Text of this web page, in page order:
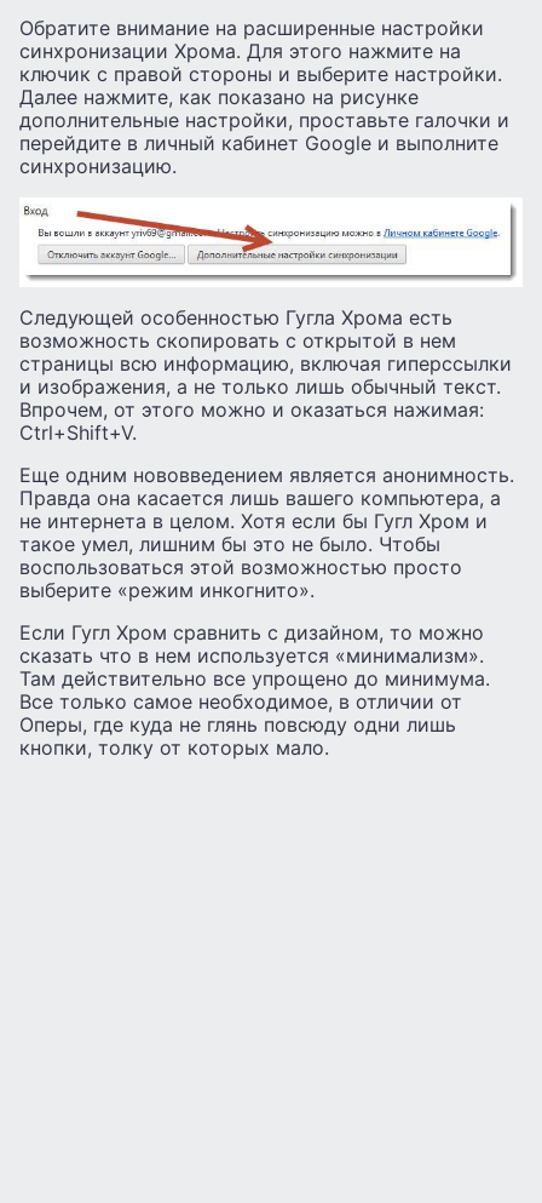
Обратите внимание на расширенные настройки
синхронизации Хрома. Для этого нажмите на
ключик с правой стороны и выберите настройки.
Далее нажмите, как показано на рисунке
дополнительные настройки, проставьте галочки и
перейдите в личный кабинет Google и выполните
синхронизацию.
Следующей особенностью Гугла Хрома есть
возможность скопировать с открытой в нем
страницы всю информацию, включая гиперссылки
и изображения, а не только лишь обычный текст.
Впрочем, от этого можно и оказаться нажимая:
Ctrl+Shift+V.
Еще одним нововведением является анонимность.
Правда она касается лишь вашего компьютера, а
не интернета в целом. Хотя если бы Гугл Хром и
такое умел, лишним бы это не было. Чтобы
воспользоваться этой возможностью просто
выберите «режим инкогнито».
Если Гугл Хром сравнить с дизайном, то можно
сказать что в нем используется «минимализм».
Там действительно все упрощено до минимума.
Все только самое необходимое, в отличии от
Оперы, где куда не глянь повсюду одни лишь
кнопки, толку от которых мало.